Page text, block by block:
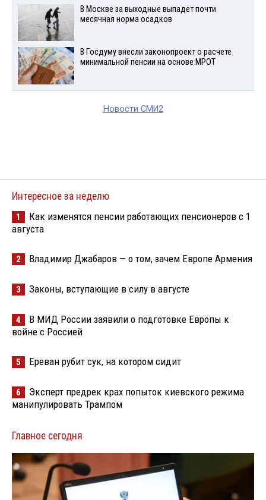
В Москве за выходные выпадет почти
месячная норма осадков
В Госдуму внесли законопроект о расчете
минимальной пенсии на основе МРОТ
Новости СМИ2
Интересное за неделю
1
Как изменятся пенсии работающих пенсионеров с 1
августа
2 Владимир Джабаров — о том, зачем Европе Армения
3 Законы, вступающие в силу в августе
4
В МИД России заявили о подготовке Европы к
войне с Россией
5 Ереван рубит сук, на котором сидит
6
Эксперт предрек крах попыток киевского режима
манипулировать Трампом
Главное сегодня